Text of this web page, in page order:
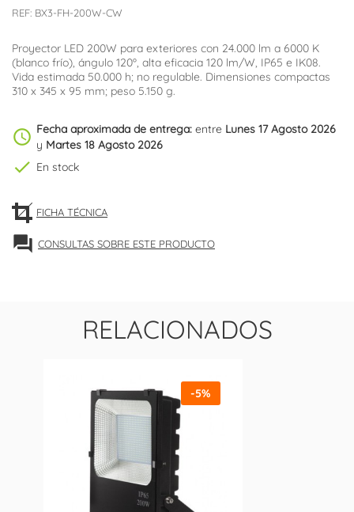
REF: BX3-FH-200W-CW
Proyector LED 200W para exteriores con 24.000 lm a 6000 K
(blanco frío), ángulo 120º, alta eficacia 120 lm/W, IP65 e IK08.
Vida estimada 50.000 h; no regulable. Dimensiones compactas
310 x 345 x 95 mm; peso 5.150 g.
schedule Fecha aproximada de entrega: entre Lunes 17 Agosto 2026
y Martes 18 Agosto 2026
check En stock
FICHA TÉCNICA
forum CONSULTAS SOBRE ESTE PRODUCTO
RELACIONADOS
-5%